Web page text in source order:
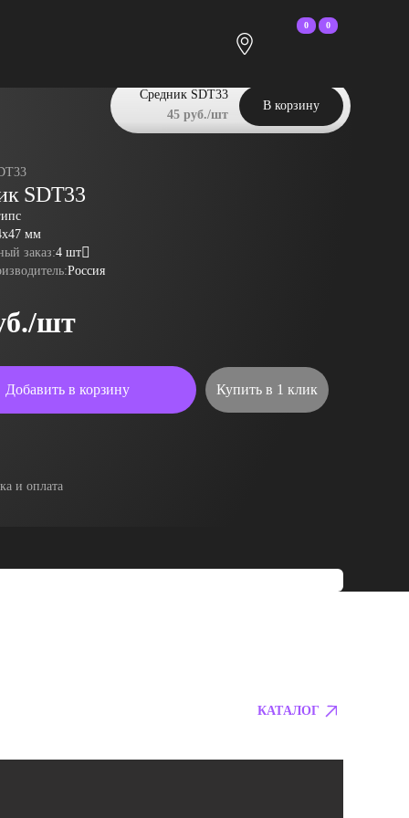
0 0
SDT33
мм
заказ:4 шт
Россия
шт
Добавить в корзину Купить в 1 клик
Средник SDT33
45 руб./шт
В корзину
и оплата
КАТАЛОГ